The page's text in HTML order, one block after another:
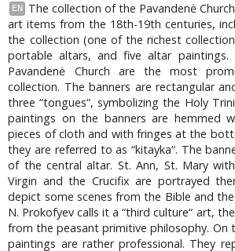
EN
The collection of the Pavandenė
art items from the 18th-19th centuries,
the collection (one of the richest
portable altars, and five altar
Pavandenė Church are the most
collection. The banners are rectangular
three “tongues“, symbolizing the Holy
paintings on the banners are hemmed
pieces of cloth and with fringes at the
they are referred to as “kitayka“. The
of the central altar. St. Ann, St. Mary
Virgin and the Crucifix are portrayed
depict some scenes from the Bible and
N. Prokofyev calls it a “third culture“ art,
from the peasant primitive philosophy. On
paintings are rather professional. They